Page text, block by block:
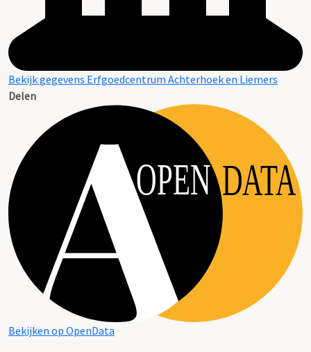
Bekijk gegevens Erfgoedcentrum Achterhoek en Liemers
Delen
OPEN DATA
Bekijken op OpenData